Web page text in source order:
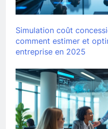
Simulation coût
comment estimer et
entreprise en 2025